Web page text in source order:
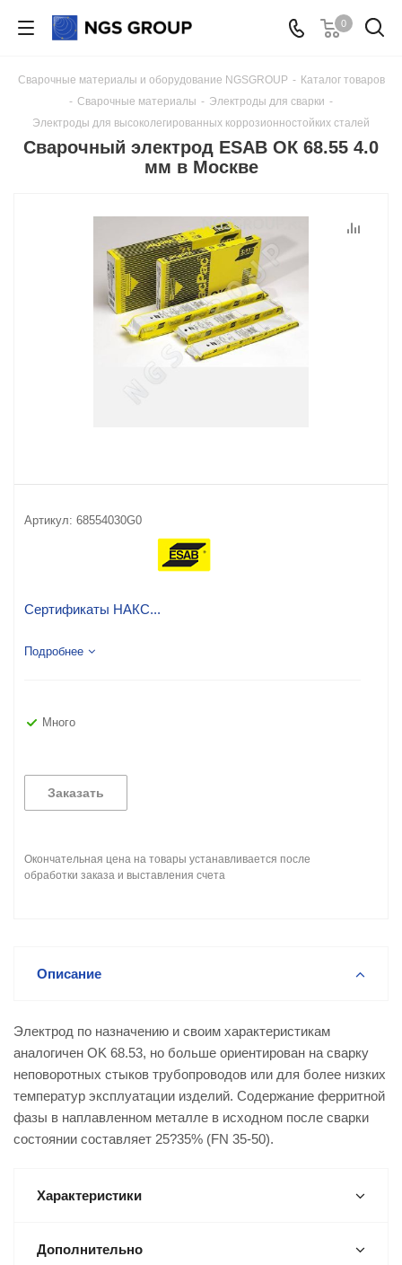
0
Сварочные материалы и оборудование NGSGROUP - Каталог товаров
- Сварочные материалы - Электроды для сварки -
Электроды для высоколегированных коррозионностойких сталей
Сварочный электрод ESAB ОК 68.55 4.0
мм в Москве
Артикул: 68554030G0
Сертификаты НАКС...
Подробнее
Много
Заказать
Окончательная цена на товары устанавливается после
обработки заказа и выставления счета
Описание
Электрод по назначению и своим характеристикам
аналогичен OK 68.53, но больше ориентирован на сварку
неповоротных стыков трубопроводов или для более низких
температур эксплуатации изделий. Содержание ферритной
фазы в наплавленном металле в исходном после сварки
состоянии составляет 25?35% (FN 35-50).
Характеристики
Дополнительно